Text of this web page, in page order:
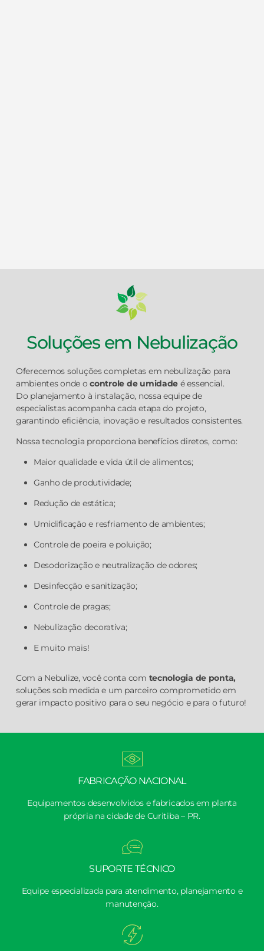
Soluções em Nebulização
Oferecemos soluções completas em nebulização para
ambientes onde ocontrole de umidade é essencial.
Do planejamento à instalação, nossa equipe de
especialistas acompanha cada etapa do projeto,
garantindo eficiência, inovação e resultados consistentes.
Nossa tecnologia proporciona benefícios diretos, como:
Maior qualidade e vida útil de alimentos;
Ganho de produtividade;
Redução de estática;
Umidificação e resfriamento de ambientes;
Controle de poeira e poluição;
Desodorização e neutralização de odores;
Desinfecção e sanitização;
Controle de pragas;
Nebulização decorativa;
E muito mais!
Com a Nebulize, você conta com tecnologia de ponta,
soluções sob medida e um parceiro comprometido em
gerar impacto positivo para o seu negócio e para o futuro!
FABRICAÇÃO NACIONAL
Equipamentos desenvolvidos e fabricados em planta
própria na cidade de Curitiba – PR.
SUPORTE TÉCNICO
Equipe especializada para atendimento, planejamento e
manutenção.